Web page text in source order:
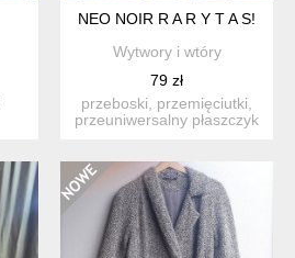
NEO NOIR R A R Y T A S!
Wytwory i wtóry
79 zł
przeboski, przemięciutki,
przeuniwersalny płaszczyk